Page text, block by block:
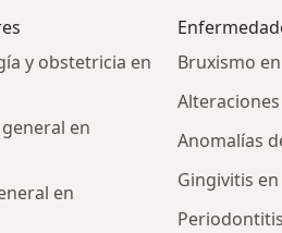
y obstetricia en
en
en
Bruxismo
Anomalías
Gingivitis